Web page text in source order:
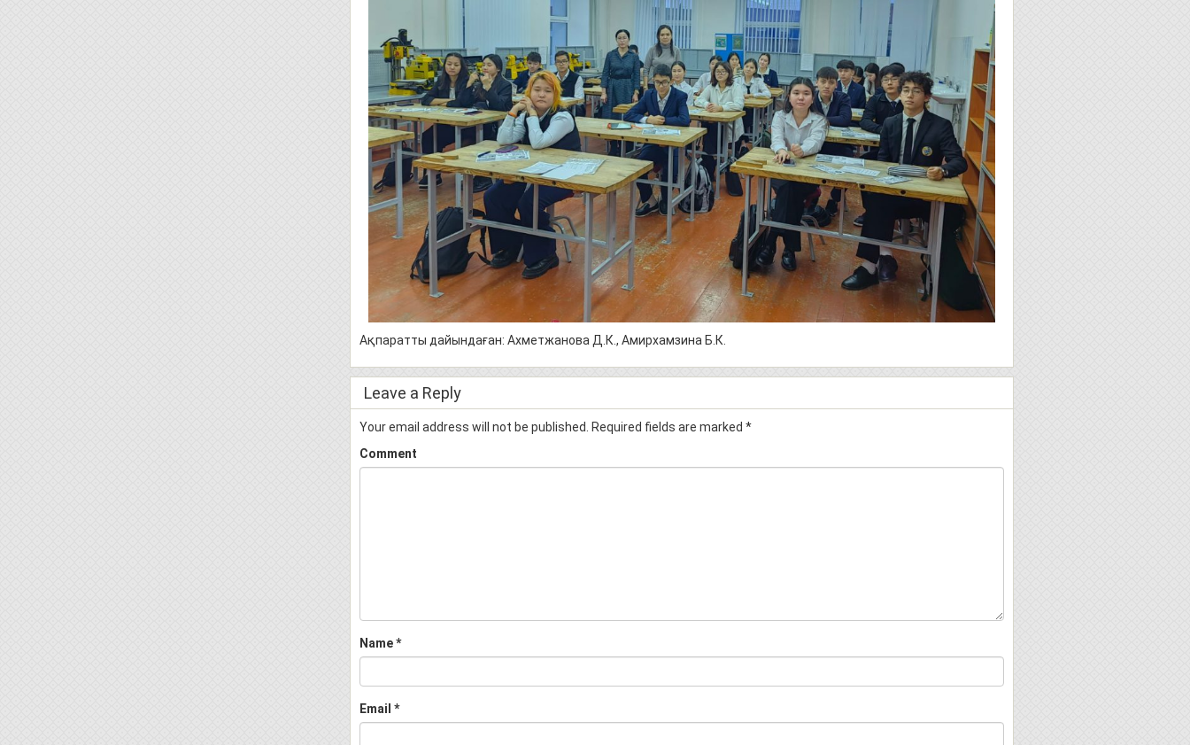
Ақпаратты дайындаған: Ахметжанова Д.К., Амирхамзина Б.К.
Leave a Reply
Your email address will not be published. Required fields are marked *
Comment
Name*
Email *